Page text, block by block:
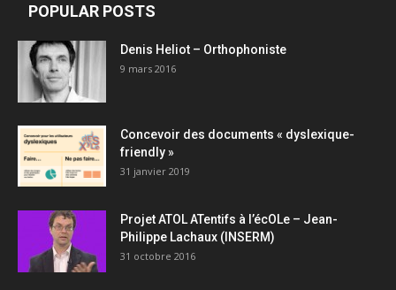
POPULAR POSTS
Denis Heliot – Orthophoniste
9 mars 2016
Concevoir des documents « dyslexique-
friendly »
31 janvier 2019
Projet ATOL ATentifs à l’écOLe – Jean-
Philippe Lachaux (INSERM)
31 octobre 2016